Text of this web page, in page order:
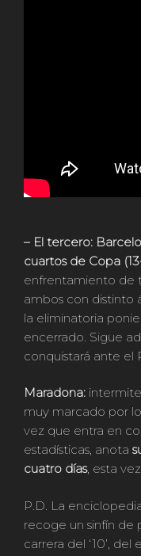
– El tercero:
cuartos de Copa
enfrentamiento de
ambos con distinto
la eliminatoria
encerrado. Sigue
conquistará ante el
Maradona:
muy marcado por
vez que entra en
estadísticas, anota
cuatro días, esta
P.D. La
recoge un sinfín de
carrera del ‘10’,